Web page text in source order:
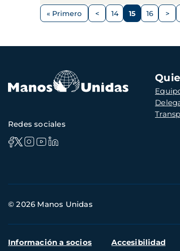
Paginación
Primera
« Primero
Página
< Página
14 Página
15 Página
16 >
principal
Redes sociales
de
© 2026 Manos Unidas
Menú
Información a socios Accesibilidad